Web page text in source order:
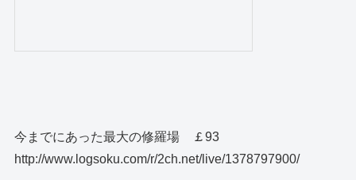
今までにあった最大の修羅場 ￡93
http://www.logsoku.com/r/2ch.net/live/1378797900/